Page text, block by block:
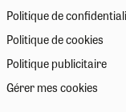
Politique de
Politique de cookies
Politique publicitaire
Gérer mes cookies